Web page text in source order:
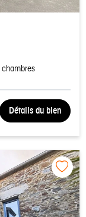
Détails du bien